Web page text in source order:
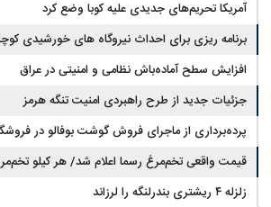
آمریکا تحریم‌های جدیدی علیه کوبا وضع کرد
برنامه ریزی برای احداث نیروگاه های خورشیدی
آب در مازندران
افزایش سطح آماده‌باش نظامی و امنیتی در عراق
جزئیات جدید از طرح راهبردی امنیت تنگه هرمز
پرده‌برداری از ماجرای فروش گوشت بوفالو در
بوفالو از کجا وارد می‌شود؟/ هر کیلو بوفالو با چه
قیمت واقعی تخم‌مرغ رسما اعلام شد/ هر کیلو
زلزله ۴ ریشتری بندرلنگه را لرزاند